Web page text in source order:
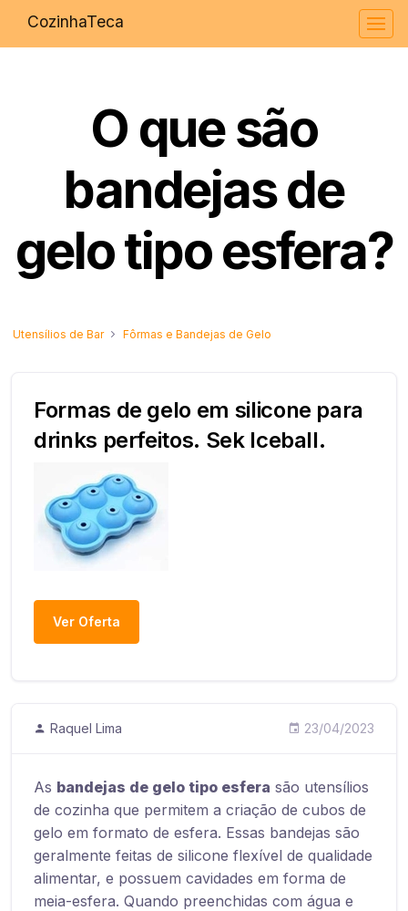
CozinhaTeca
O que são
bandejas de
gelo tipo esfera?
Utensílios de Bar Fôrmas e Bandejas de Gelo
Formas de gelo em silicone para
drinks perfeitos. Sek Iceball.
Ver Oferta
Raquel Lima 23/04/2023
As bandejas de gelo tipo esfera são utensílios
de cozinha que permitem a criação de cubos de
gelo em formato de esfera. Essas bandejas são
geralmente feitas de silicone flexível de qualidade
alimentar, e possuem cavidades em forma de
meia-esfera. Quando preenchidas com água e